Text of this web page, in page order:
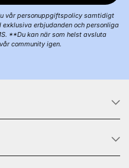
vår personuppgiftspolicy samtidigt
erbjudanden och personliga
**Du kan när som helst avsluta
community igen.